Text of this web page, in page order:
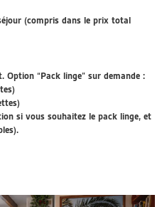
(compris dans le prix total
Option “Pack linge” sur demande :
si vous souhaitez le pack linge, et